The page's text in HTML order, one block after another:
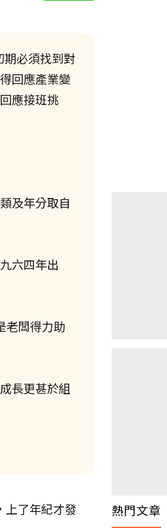
必須找到對
回應產業變
應接班挑
及年分取自
六四年出
老闆得力助
長更甚於組
上了年紀才發
熱門文章